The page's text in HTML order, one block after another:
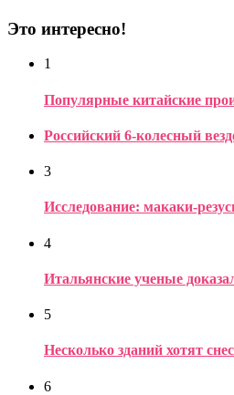
Это интересно!
1
Популярные китайские
Российский 6-колесный
3
Исследование: макаки-
4
Итальянские ученые
5
Несколько зданий хотят
6